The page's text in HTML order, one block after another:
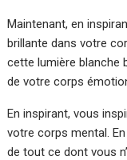
Maintenant, en
brillante dans votre
cette lumière blanche
de votre corps
En inspirant, vous
votre corps mental.
de tout ce dont vous